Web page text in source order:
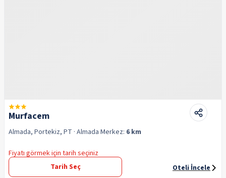
Murfacem
Almada, Portekiz, PT · Almada Merkez: 6 km
Fiyatı görmek için tarih seçiniz
Tarih Seç
Oteli İncele